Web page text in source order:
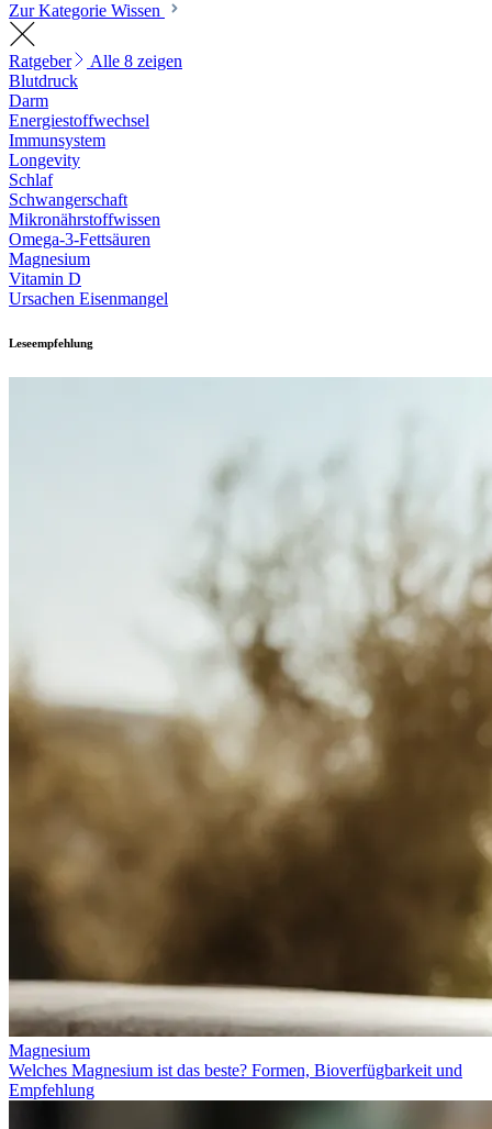
Zur Kategorie Wissen
Ratgeber
Alle 8 zeigen
Blutdruck
Darm
Energiestoffwechsel
Immunsystem
Longevity
Schlaf
Schwangerschaft
Mikronährstoffwissen
Omega-3-Fettsäuren
Magnesium
Vitamin D
Ursachen Eisenmangel
Leseempfehlung
Magnesium
Welches Magnesium ist das beste? Formen, Bioverfügbarkeit und
Empfehlung